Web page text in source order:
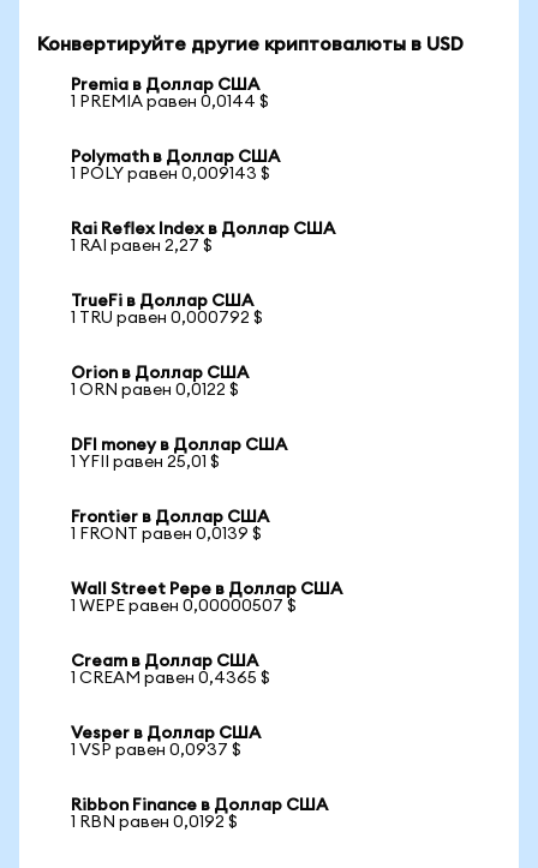
Конвертируйте другие криптовалюты в USD
Premia в Доллар США
1 PREMIA равен 0,0144 $
Polymath в Доллар США
1 POLY равен 0,009143 $
Rai Reflex Index в Доллар США
1 RAI равен 2,27 $
TrueFi в Доллар США
1 TRU равен 0,000792 $
Orion в Доллар США
1 ORN равен 0,0122 $
DFI money в Доллар США
1 YFII равен 25,01 $
Frontier в Доллар США
1 FRONT равен 0,0139 $
Wall Street Pepe в Доллар США
1 WEPE равен 0,00000507 $
Cream в Доллар США
1 CREAM равен 0,4365 $
Vesper в Доллар США
1 VSP равен 0,0937 $
Ribbon Finance в Доллар США
1 RBN равен 0,0192 $